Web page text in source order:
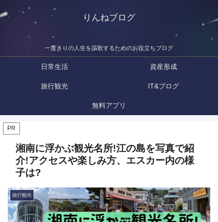
りんねブログ
一度きりの人生を謳歌するためのお役立ちブログ
日常生活 資産形成
旅行観光 IT&ブログ
無料アプリ
PR
湘南に浮かぶ観光名所!江の島を写真で紹
介!アクセスや楽しみ方、エスカー内の様
子は?
旅行観光